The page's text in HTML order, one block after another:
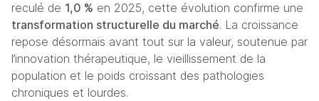
reculé de 1,0 %
transformation structurelle du marché. La croissance
repose désormais avant tout sur la valeur, soutenue par
l’innovation thérapeutique, le vieillissement de la
population et le poids croissant des pathologies
chroniques et lourdes.